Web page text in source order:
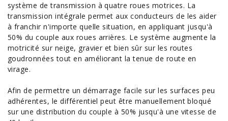
système de transmission à quatre roues motrices. La
transmission intégrale permet auxconducteurs de les aider
à franchir n'importe quelle situation, en appliquant jusqu'à
50% du couple aux roues arrières. Le système augmente la
motricité sur neige, gravier et bien sûr sur les routes
goudronnées tout en améliorant la tenue de route en
virage.
Afin de permettre un démarrage facile sur les surfaces peu
adhérentes, le différentiel peut être manuellement bloqué
sur une distribution du couple à 50% jusqu'à une vitesse de